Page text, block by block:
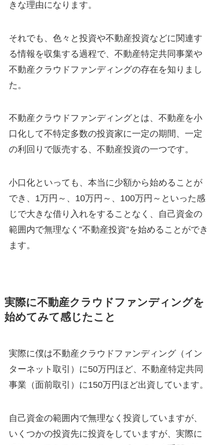
きな理由になります。
それでも、色々と投資や不動産投資などに関連す
る情報を収集する過程で、不動産特定共同事業や
不動産クラウドファンディングの存在を知りまし
た。
不動産クラウドファンディングとは、不動産を小
口化して不特定多数の投資家に一定の期間、一定
の利回りで販売する、不動産投資の一つです。
小口化といっても、本当に少額から始めることが
でき、1万円～、10万円～、100万円～といった感
じで大きな借り入れをすることなく、自己資金の
範囲内で無理なく”不動産投資”を始めることができ
ます。
実際に不動産クラウドファンディングを
始めてみて感じたこと
実際に僕は不動産クラウドファンディング（イン
ターネット取引）に50万円ほど、不動産特定共同
事業（面前取引）に150万円ほど出資しています。
自己資金の範囲内で無理なく投資していますが、
いくつかの投資先に投資をしていますが、実際に